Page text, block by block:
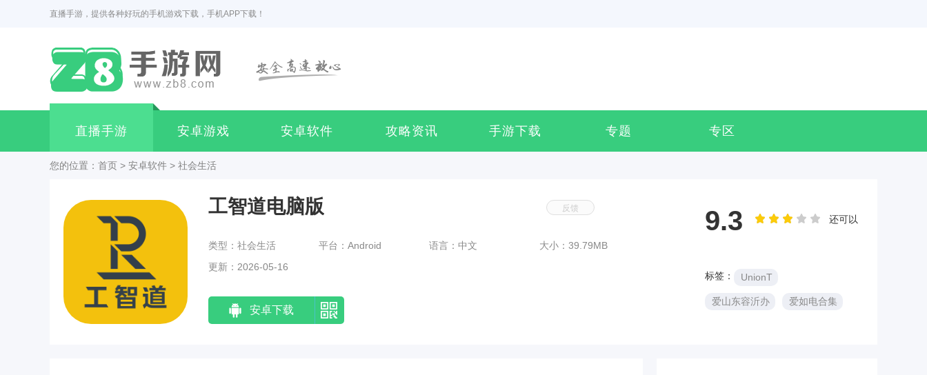
直播手游，提供各种好玩的手机游戏下载，手机APP下载！
直播手游 安卓游戏 安卓软件 攻略资讯 手游下载 专题 专区
您的位置： 首页 > 安卓软件 > 社会生活
类型：社会生活 平台：Android 语言：中文
大小：39.79MB
更新：2026-05-16
安卓下载
还可以
9.3
标签： UnionT
爱山东容沂办 爱如电合集
工智道电脑版 反馈